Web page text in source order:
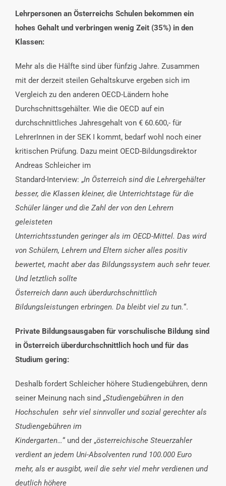
Lehrpersonen an Österreichs Schulen bekommen ein
hohes Gehalt und verbringen wenig Zeit (35%) in den
Klassen:
Mehr als die Hälfte sind über fünfzig Jahre. Zusammen
mit der derzeit steilen Gehaltskurve ergeben sich im
Vergleich zu den anderen OECD-Ländern hohe
Durchschnittsgehälter. Wie die OECD auf ein
durchschnittliches Jahresgehalt von € 60.600,- für
LehrerInnen in der SEK I kommt, bedarf wohl noch einer
kritischen Prüfung. Dazu meint OECD-Bildungsdirektor
Andreas Schleicher im
Standard-Interview: „In Österreich sind die Lehrergehälter
besser, die Klassen kleiner, die Unterrichtstage für die
Schüler länger und die Zahl der von den Lehrern
geleisteten
Unterrichtsstunden geringer als im OECD-Mittel. Das wird
von Schülern, Lehrern und Eltern sicher alles positiv
bewertet, macht aber das Bildungssystem auch sehr teuer.
Und letztlich sollte
Österreich dann auch überdurchschnittlich
Bildungsleistungen erbringen. Da bleibt viel zu tun.“.
Private Bildungsausgaben für vorschulische Bildung sind
in Österreich überdurchschnittlich hoch und für das
Studium gering:
Deshalb fordert Schleicher höhere Studiengebühren, denn
seiner Meinung nach sind „Studiengebühren in den
Hochschulen sehr viel sinnvoller und sozial gerechter als
Studiengebühren im
Kindergarten…“ und der „österreichische Steuerzahler
verdient an jedem Uni-Absolventen rund 100.000 Euro
mehr, als er ausgibt, weil die sehr viel mehr verdienen und
deutlich höhere